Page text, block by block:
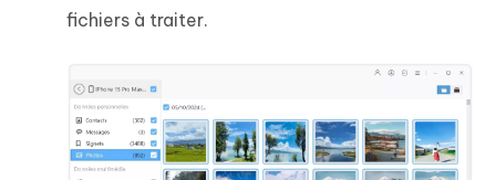
fichiers à traiter.